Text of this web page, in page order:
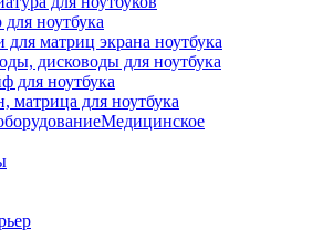
для ноутбука
для матриц экрана ноутбука
дисководы для ноутбука
для ноутбука
матрица для ноутбука
Медицинское